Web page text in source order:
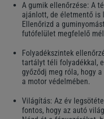
A gumik ellenőrzése: A
ajánlott, de életmentő is
Ellenőrizd a
futófelület megfelelő
Folyadékszintek
tartályt téli folyadékkal,
győződj meg róla, hogy
a motor védelmében.
Világítás: Az év
fontos, hogy az autó